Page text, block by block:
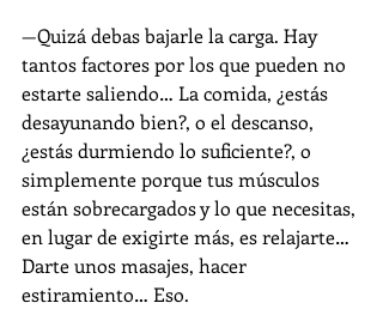
—Quizá debas bajarle la carga. Hay
tantos factores por los que pueden no
estarte saliendo… La comida, ¿estás
desayunando bien?, o el descanso,
¿estás durmiendo lo suficiente?, o
simplemente porque tus músculos
están sobrecargados y lo que necesitas,
en lugar de exigirte más, es relajarte…
Darte unos masajes, hacer
estiramiento… Eso.